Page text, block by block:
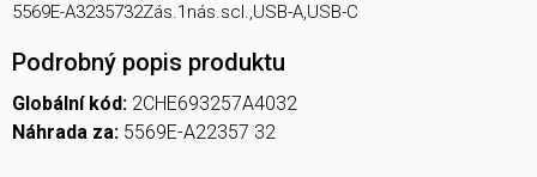
5569E-A3235732Zás.1nás.scl.,USB-A,USB-C
Podrobný popis produktu
Globální kód: 2CHE693257A4032
Náhrada za: 5569E-A22357 32